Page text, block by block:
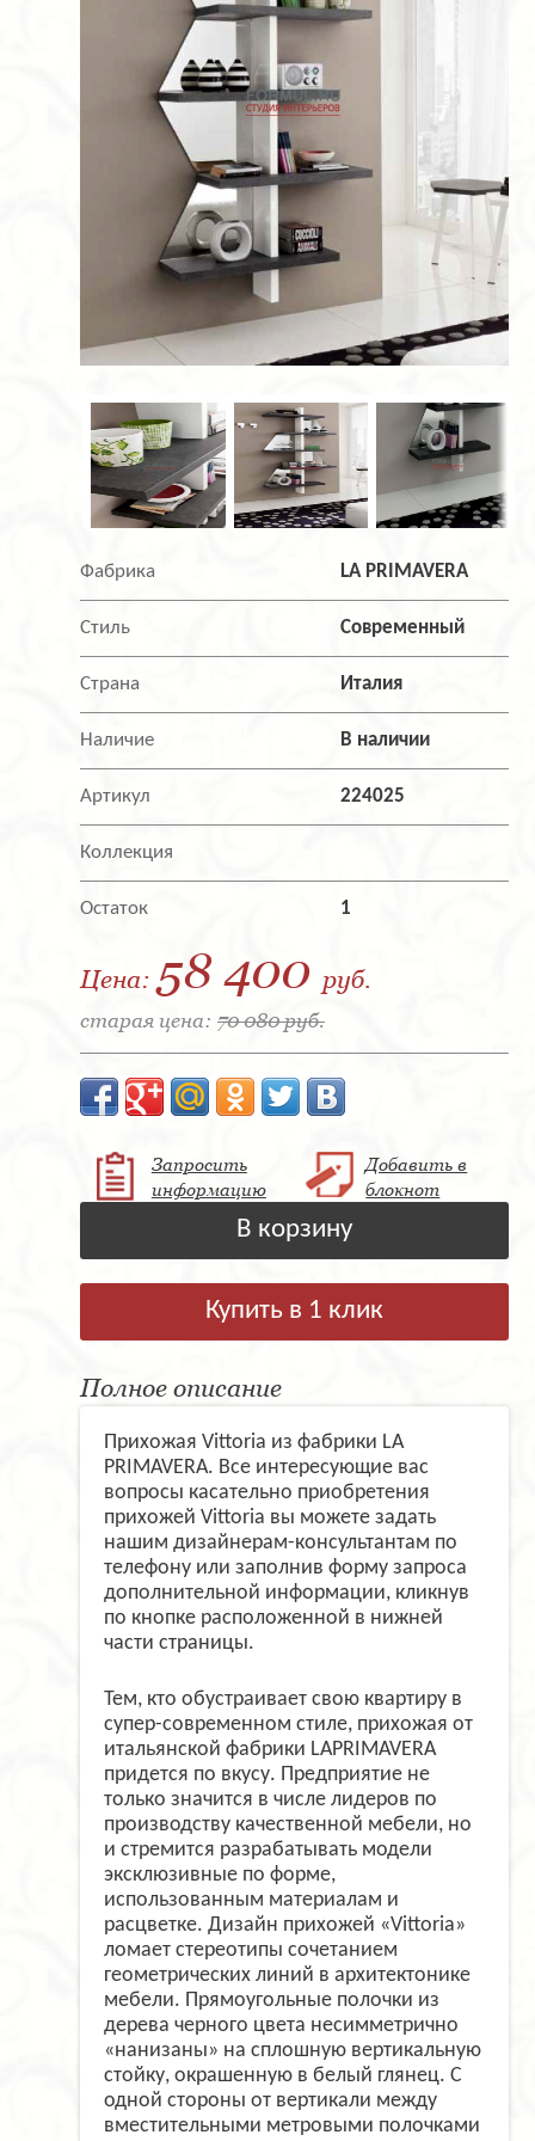
Фабрика LA PRIMAVERA
Стиль Современный
Страна Италия
Наличие В наличии
Артикул 224025
Коллекция
Остаток 1
Цена: 58 400 руб.
старая цена: 70 080 руб.
Запросить
информацию
Добавить в
блокнот
В корзину
Купить в 1 клик
Полное описание
Прихожая Vittoria из фабрики LA
PRIMAVERA. Все интересующие вас
вопросы касательно приобретения
прихожей Vittoria вы можете задать
нашим дизайнерам-консультантам по
телефону или заполнив форму запроса
дополнительной информации, кликнув
по кнопке расположенной в нижней
части страницы.
Тем, кто обустраивает свою квартиру в
супер-современном стиле, прихожая от
итальянской фабрики LAPRIMAVERA
придется по вкусу. Предприятие не
только значится в числе лидеров по
производству качественной мебели, но
и стремится разрабатывать модели
эксклюзивные по форме,
использованным материалам и
расцветке. Дизайн прихожей «Vittoria»
ломает стереотипы сочетанием
геометрических линий в архитектонике
мебели. Прямоугольные полочки из
дерева черного цвета несимметрично
«нанизаны» на сплошную вертикальную
стойку, окрашенную в белый глянец. С
одной стороны от вертикали между
вместительными метровыми полочками